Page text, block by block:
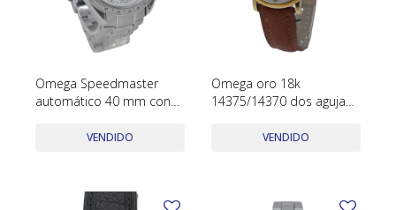
Omega Speedmaster
automático 40 mm con
VENDIDO
Omega oro 18k
14375/14370 dos agujas
VENDIDO